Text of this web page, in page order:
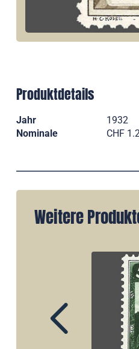
Produktdetails
Jahr 1932
Nominale
CHF
Weitere